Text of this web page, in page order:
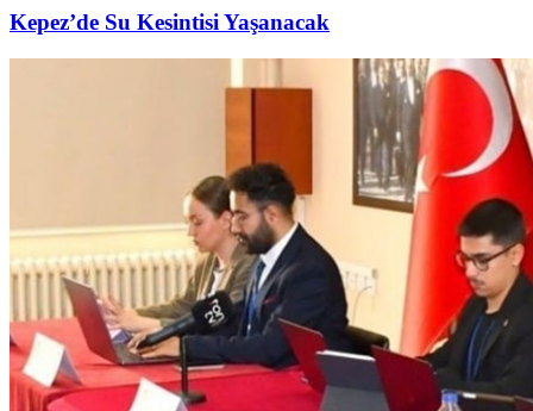
Kepez’de Su Kesintisi Yaşanacak